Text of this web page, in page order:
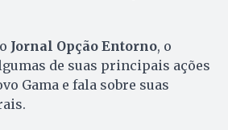
Jornal Opção Entorno, o
de suas principais ações
Gama e fala sobre suas